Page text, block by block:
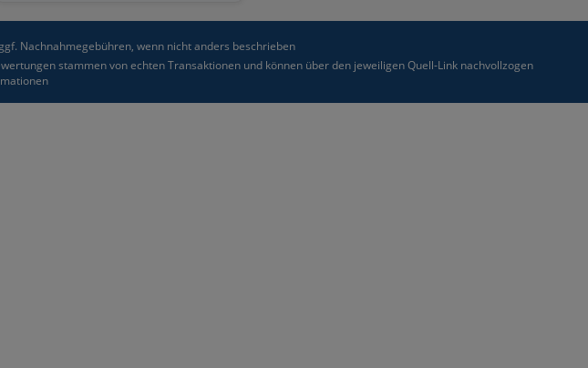
Nachnahmegebühren, wenn nicht anders beschrieben
stammen von echten Transaktionen und können über den jeweiligen Quell-Link nachvollzogen